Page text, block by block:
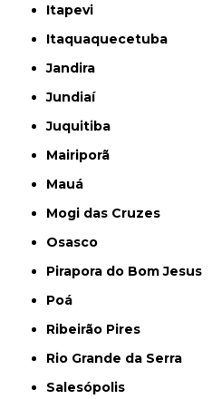
Itapevi
Itaquaquecetuba
Jandira
Jundiaí
Juquitiba
Mairiporã
Mauá
Mogi das Cruzes
Osasco
Pirapora do Bom Jesus
Poá
Ribeirão Pires
Rio Grande da Serra
Salesópolis